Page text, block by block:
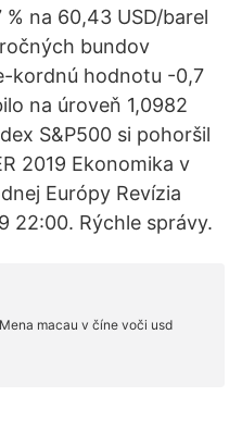
na 60,43 USD/barel
bundov
kordnú hodnotu -0,7
na úroveň 1,0982
S&P500 si pohoršil
2019 Ekonomika v
Európy Revízia
22:00. Rýchle správy.